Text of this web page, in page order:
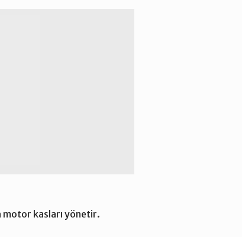
kasları yönetir.